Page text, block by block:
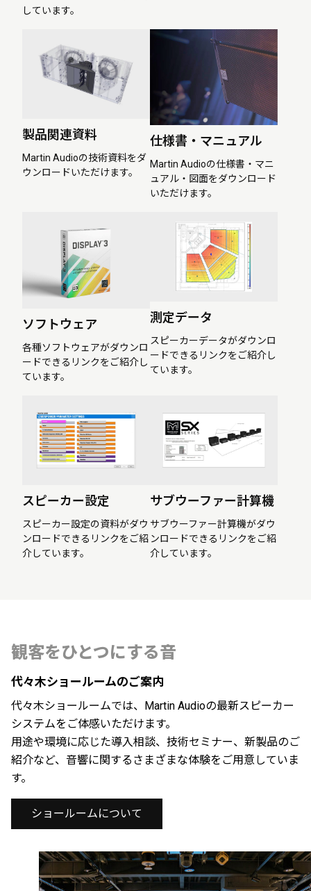
しています。
製品関連資料
Martin Audioの技術資料をダ
ウンロードいただけます。
仕様書・マニュアル
Martin Audioの仕様書・マニ
ュアル・図面をダウンロード
いただけます。
ソフトウェア
各種ソフトウェアがダウンロ
ードできるリンクをご紹介し
ています。
測定データ
スピーカーデータがダウンロ
ードできるリンクをご紹介し
ています。
スピーカー設定
スピーカー設定の資料がダウ
ンロードできるリンクをご紹
介しています。
サブウーファー計算機
サブウーファー計算機がダウ
ンロードできるリンクをご紹
介しています。
観客をひとつにする音
代々木ショールームのご案内
代々木ショールームでは、Martin Audioの最新スピーカー
システムをご体感いただけます。
用途や環境に応じた導入相談、技術セミナー、新製品のご
紹介など、音響に関するさまざまな体験をご用意していま
す。
ショールームについて